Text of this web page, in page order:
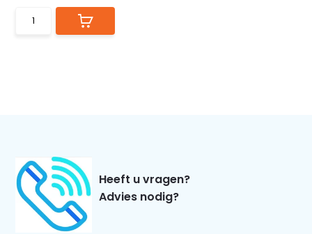
Heeft u vragen?
Advies nodig?